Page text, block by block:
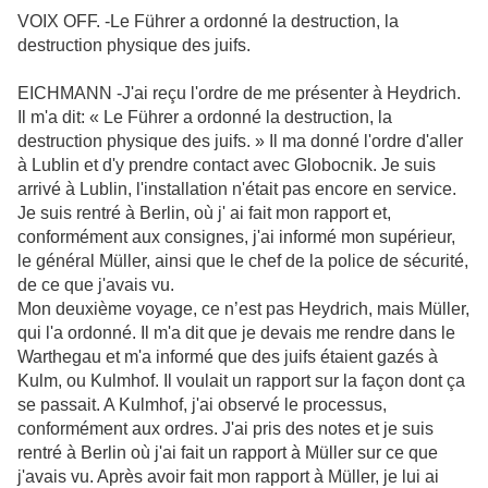
VOIX OFF. -Le Führer a ordonné la destruction, la
destruction physique des juifs.
EICHMANN -J'ai reçu l'ordre de me présenter à Heydrich.
Il m'a dit: « Le Führer a ordonné la destruction, la
destruction physique des juifs. » Il ma donné l'ordre d'aller
à Lublin et d'y prendre contact avec Globocnik. Je suis
arrivé à Lublin, l'installation n'était pas encore en service.
Je suis rentré à Berlin, où j' ai fait mon rapport et,
conformément aux consignes, j'ai informé mon supérieur,
le général Müller, ainsi que le chef de la police de sécurité,
de ce que j'avais vu.
Mon deuxième voyage, ce n’est pas Heydrich, mais Müller,
qui l'a ordonné. Il m'a dit que je devais me rendre dans le
Warthegau et m'a informé que des juifs étaient gazés à
Kulm, ou Kulmhof. Il voulait un rapport sur la façon dont ça
se passait. A Kulmhof, j'ai observé le processus,
conformément aux ordres. J'ai pris des notes et je suis
rentré à Berlin où j'ai fait un rapport à Müller sur ce que
j'avais vu. Après avoir fait mon rapport à Müller, je lui ai